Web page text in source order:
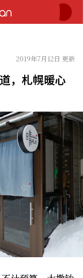
简体中文
繁體中文
ภาษาไทย
日本語
网站政策
2019年7月12日 更新
，札幌暖心